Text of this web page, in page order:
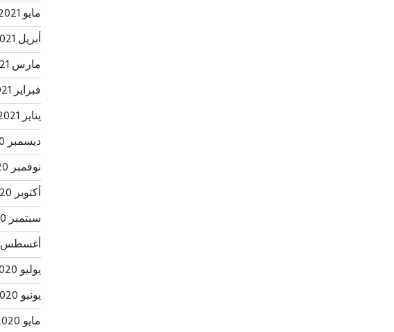
مايو 2021
أبريل 2021
مارس 2021
فبراير 2021
يناير 2021
ديسمبر 2020
نوفمبر 2020
أكتوبر 2020
سبتمبر 2020
أغسطس 2020
يوليو 2020
يونيو 2020
مايو 2020